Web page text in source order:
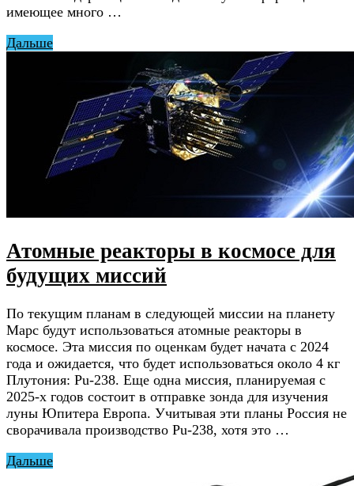
имеющее много …
Дальше
Атомные реакторы в космосе для
будущих миссий
По текущим планам в следующей миссии на планету
Марс будут использоваться атомные реакторы в
космосе. Эта миссия по оценкам будет начата с 2024
года и ожидается, что будет использоваться около 4 кг
Плутония: Pu-238. Еще одна миссия, планируемая с
2025-х годов состоит в отправке зонда для изучения
луны Юпитера Европа. Учитывая эти планы Россия не
сворачивала производство Pu-238, хотя это …
Дальше